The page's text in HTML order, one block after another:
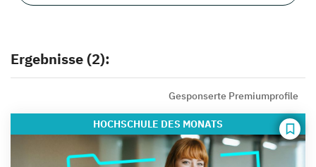
Ergebnisse (2):
Gesponserte Premiumprofile
HOCHSCHULE DES MONATS